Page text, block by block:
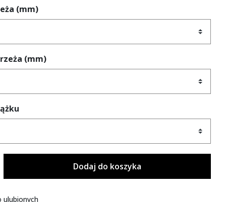
(mm)
(mm)
Dodaj do koszyka
ulubionych